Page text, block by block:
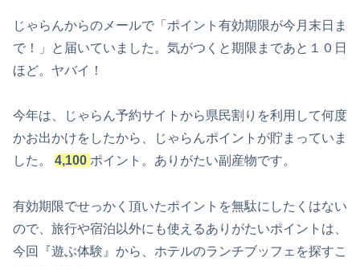
じゃらんからのメールで「ポイント有効期限が今月末日ま
で！」と届いていました。気がつくと期限まであと１０日
ほど。ヤバイ！
今年は、じゃらん予約サイトから県民割りを利用して何度
かお出かけをしたから、じゃらんポイントが貯まっていま
した。 4,100 ポイント。ありがたい副産物です。
有効期限でせっかく頂いたポイントを無駄にしたくはない
ので、旅行や宿泊以外にも使えるありがたいポイントは、
今回『遊ぶ体験』から、ホテルのランチブッフェを探すこ